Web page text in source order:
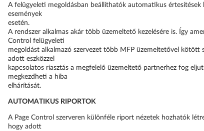
A felügyeleti megoldásban beállíthatók automatikus értesítések
események
esetén.
A rendszer alkalmas akár több üzemeltető kezelésére is. Így
Control felügyeleti
megoldást alkalmazó szervezet több MFP üzemeltetővel kötött
adott eszközzel
kapcsolatos riasztás a megfelelő üzemeltető partnerhez fog
megkezdheti a hiba
elhárítását.
AUTOMATIKUS RIPORTOK
A Page Control szerveren különféle riport nézetek hozhatók
hogy adott